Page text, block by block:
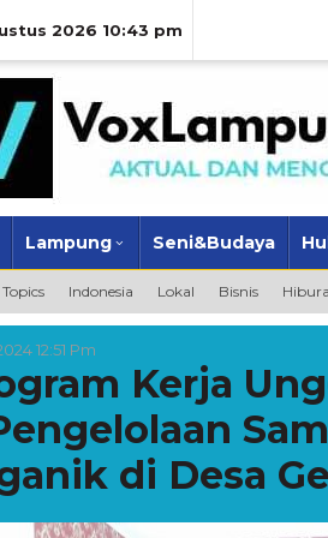
2026 10:43 pm
Lampung Seni&Budaya
Indonesia Lokal Bisnis
12:51 Pm
Kerja
di Desa